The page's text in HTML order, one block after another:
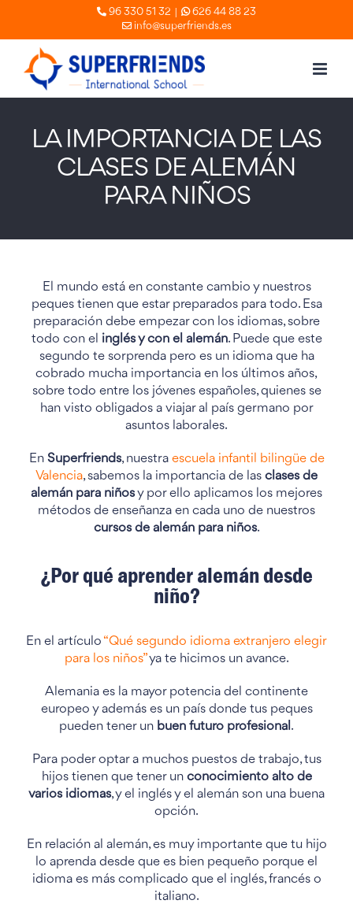
to
content
96 330 51 32 |
626 44 88 23
info@superfriends.es
LA IMPORTANCIA DE LAS
CLASES DE ALEMÁN
PARA NIÑOS
El mundo está en constante cambio y nuestros
peques tienen que estar preparados para todo. Esa
preparación debe empezar con los idiomas, sobre
todo con el inglés y con el alemán. Puede que este
segundo te sorprenda pero es un idioma que ha
cobrado mucha importancia en los últimos años,
sobre todo entre los jóvenes españoles, quienes se
han visto obligados a viajar al país germano por
asuntos laborales.
En Superfriends, nuestra escuela infantil bilingüe de
Valencia, sabemos la importancia de las clases de
alemán para niñosy por ello aplicamos los mejores
métodos de enseñanza en cada uno de nuestros
cursos de alemán para niños.
¿Por qué aprender alemán desde
niño?
En el artículo “Qué segundo idioma extranjero elegir
para los niños”ya te hicimos un avance.
Alemania es la mayor potencia del continente
europeo y además es un país donde tus peques
pueden tener un buen futuro profesional.
Para poder optar a muchos puestos de trabajo, tus
hijos tienen que tener un conocimiento alto de
varios idiomas, y el inglés y el alemán son una buena
opción.
En relación al alemán, es muy importante que tu hijo
lo aprenda desde que es bien pequeño porque el
idioma es más complicado que el inglés, francés o
italiano.